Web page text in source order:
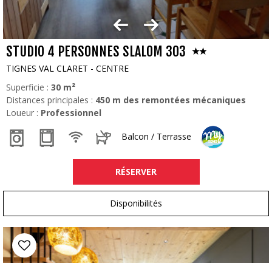
STUDIO 4 PERSONNES SLALOM 303
TIGNES VAL CLARET - CENTRE
Superficie : 30 m²
Distances principales : 450 m des remontées mécaniques
Loueur : Professionnel
Balcon / Terrasse
RÉSERVER
Disponibilités